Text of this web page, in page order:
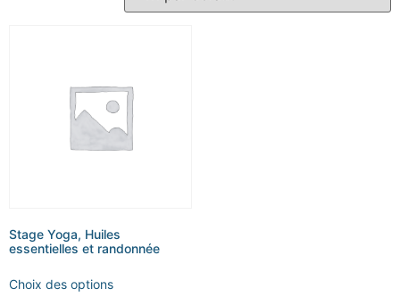
Stage Yoga, Huiles
essentielles et randonnée
Choix des options